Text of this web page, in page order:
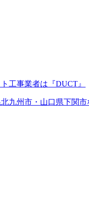
九州市・山口県下関